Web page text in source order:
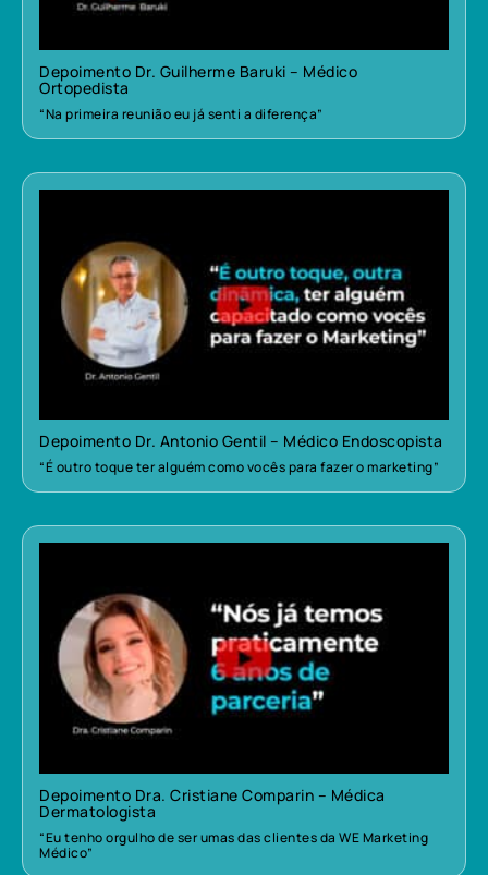
Depoimento Dr. Guilherme Baruki – Médico
Ortopedista
“Na primeira reunião eu já senti a diferença”
Depoimento Dr. Antonio Gentil – Médico Endoscopista
“É outro toque ter alguém como vocês para fazer o marketing”
Depoimento Dra. Cristiane Comparin – Médica
Dermatologista
“Eu tenho orgulho de ser umas das clientes da WE Marketing
Médico”